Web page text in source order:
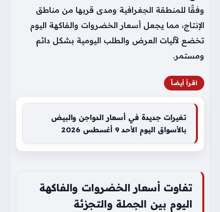
وفقًا للمنطقة الجغرافية ومدى قربها من مناطق
الإنتاج، مما يجعل أسعار الخضروات والفاكهة اليوم
تخضع لآليات العرض والطلب اليومية بشكل دائم
ومستمر.
اقرأ أيضاً
تغيرات جديدة في أسعار الدواجن والبيض
بالأسواق اليوم الأحد 9 أغسطس 2026
تفاوت أسعار الخضروات والفاكهة
اليوم بين الجملة والتجزئة